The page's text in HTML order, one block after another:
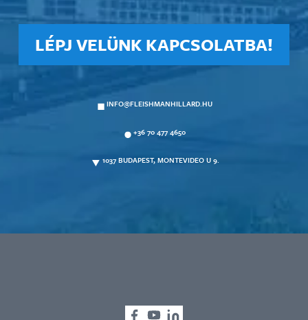
LÉPJ VELÜNK KAPCSOLATBA!
INFO@FLEISHMANHILLARD.HU
+36 70 477 4650
1037 BUDAPEST, MONTEVIDEO U 9.